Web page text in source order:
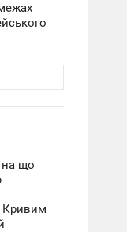
на що
Кривим